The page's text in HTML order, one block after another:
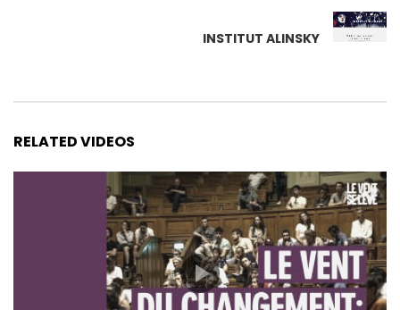
INSTITUT ALINSKY
RELATED VIDEOS